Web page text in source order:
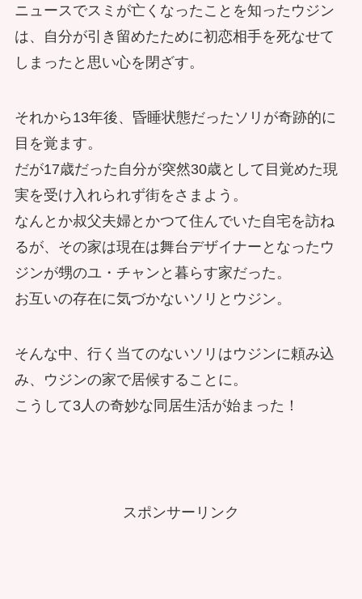
ニュースでスミが亡くなったことを知ったウジン
は、自分が引き留めたために初恋相手を死なせて
しまったと思い心を閉ざす。
それから13年後、昏睡状態だったソリが奇跡的に
目を覚ます。
だが17歳だった自分が突然30歳として目覚めた現
実を受け入れられず街をさまよう。
なんとか叔父夫婦とかつて住んでいた自宅を訪ね
るが、その家は現在は舞台デザイナーとなったウ
ジンが甥のユ・チャンと暮らす家だった。
お互いの存在に気づかないソリとウジン。
そんな中、行く当てのないソリはウジンに頼み込
み、ウジンの家で居候することに。
こうして3人の奇妙な同居生活が始まった！
スポンサーリンク